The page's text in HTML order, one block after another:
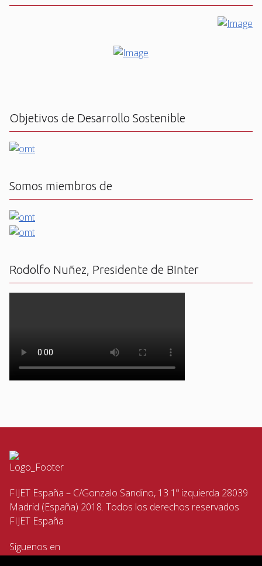
Objetivos de Desarrollo Sostenible
Somos miembros de
Rodolfo Nuñez, Presidente de BInter
FIJET España – C/Gonzalo Sandino, 13 1º izquierda 28039
Madrid (España) 2018. Todos los derechos reservados
FIJET España
Siguenos en